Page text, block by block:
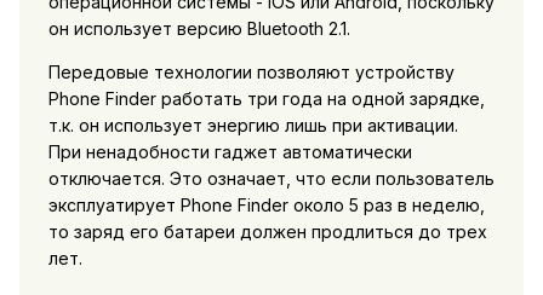
он использует версию Bluetooth 2.1.
Передовые технологии позволяют устройству
Phone Finder работать три года на одной зарядке,
т.к. он использует энергию лишь при активации.
При ненадобности гаджет автоматически
отключается. Это означает, что если пользователь
эксплуатирует Phone Finder около 5 раз в неделю,
то заряд его батареи должен продлиться до трех
лет.